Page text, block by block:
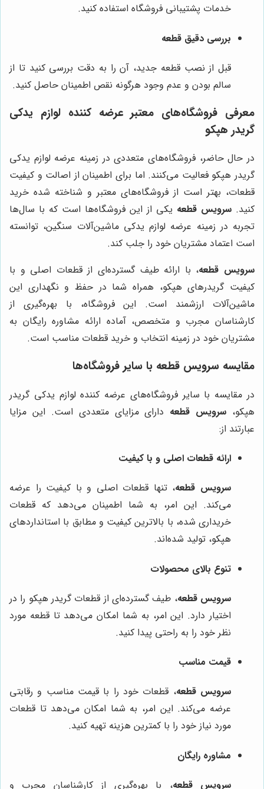
خدمات پشتیبانی فروشگاه استفاده کنید.
بررسی دقیق قطعه
قبل از نصب قطعه جدید، آن را به دقت بررسی کنید تا از
سالم بودن و عدم وجود هرگونه نقص اطمینان حاصل کنید.
معرفی فروشگاه‌های معتبر عرضه کننده لوازم یدکی
گریدر هپکو
در حال حاضر، فروشگاه‌های متعددی در زمینه عرضه لوازم یدکی
گریدر هپکو فعالیت می‌کنند. اما برای اطمینان از اصالت و کیفیت
قطعات، بهتر است از فروشگاه‌های معتبر و شناخته شده خرید
کنید. سرویس قطعه یکی از این فروشگاه‌ها است که با سال‌ها
تجربه در زمینه عرضه لوازم یدکی ماشین‌آلات سنگین، توانسته
است اعتماد مشتریان خود را جلب کند.
سرویس قطعه، با ارائه طیف گسترده‌ای از قطعات اصلی و با
کیفیت گریدرهای هپکو، همراه شما در حفظ و نگهداری این
ماشین‌آلات ارزشمند است. این فروشگاه، با بهره‌گیری از
کارشناسان مجرب و متخصص، آماده ارائه مشاوره رایگان به
مشتریان خود در زمینه انتخاب و خرید قطعات مناسب است.
مقایسه سرویس قطعه با سایر فروشگاه‌ها
در مقایسه با سایر فروشگاه‌های عرضه کننده لوازم یدکی گریدر
هپکو، سرویس قطعه دارای مزایای متعددی است. این مزایا
عبارتند از:
ارائه قطعات اصلی و با کیفیت
سرویس قطعه، تنها قطعات اصلی و با کیفیت را عرضه
می‌کند. این امر، به شما اطمینان می‌دهد که قطعات
خریداری شده، با بالاترین کیفیت و مطابق با استانداردهای
هپکو، تولید شده‌اند.
تنوع بالای محصولات
سرویس قطعه، طیف گسترده‌ای از قطعات گریدر هپکو را در
اختیار دارد. این امر، به شما امکان می‌دهد تا قطعه مورد
نظر خود را به راحتی پیدا کنید.
قیمت مناسب
سرویس قطعه، قطعات خود را با قیمت مناسب و رقابتی
عرضه می‌کند. این امر، به شما امکان می‌دهد تا قطعات
مورد نیاز خود را با کمترین هزینه تهیه کنید.
مشاوره رایگان
سرویس قطعه، با بهره‌گیری از کارشناسان مجرب و